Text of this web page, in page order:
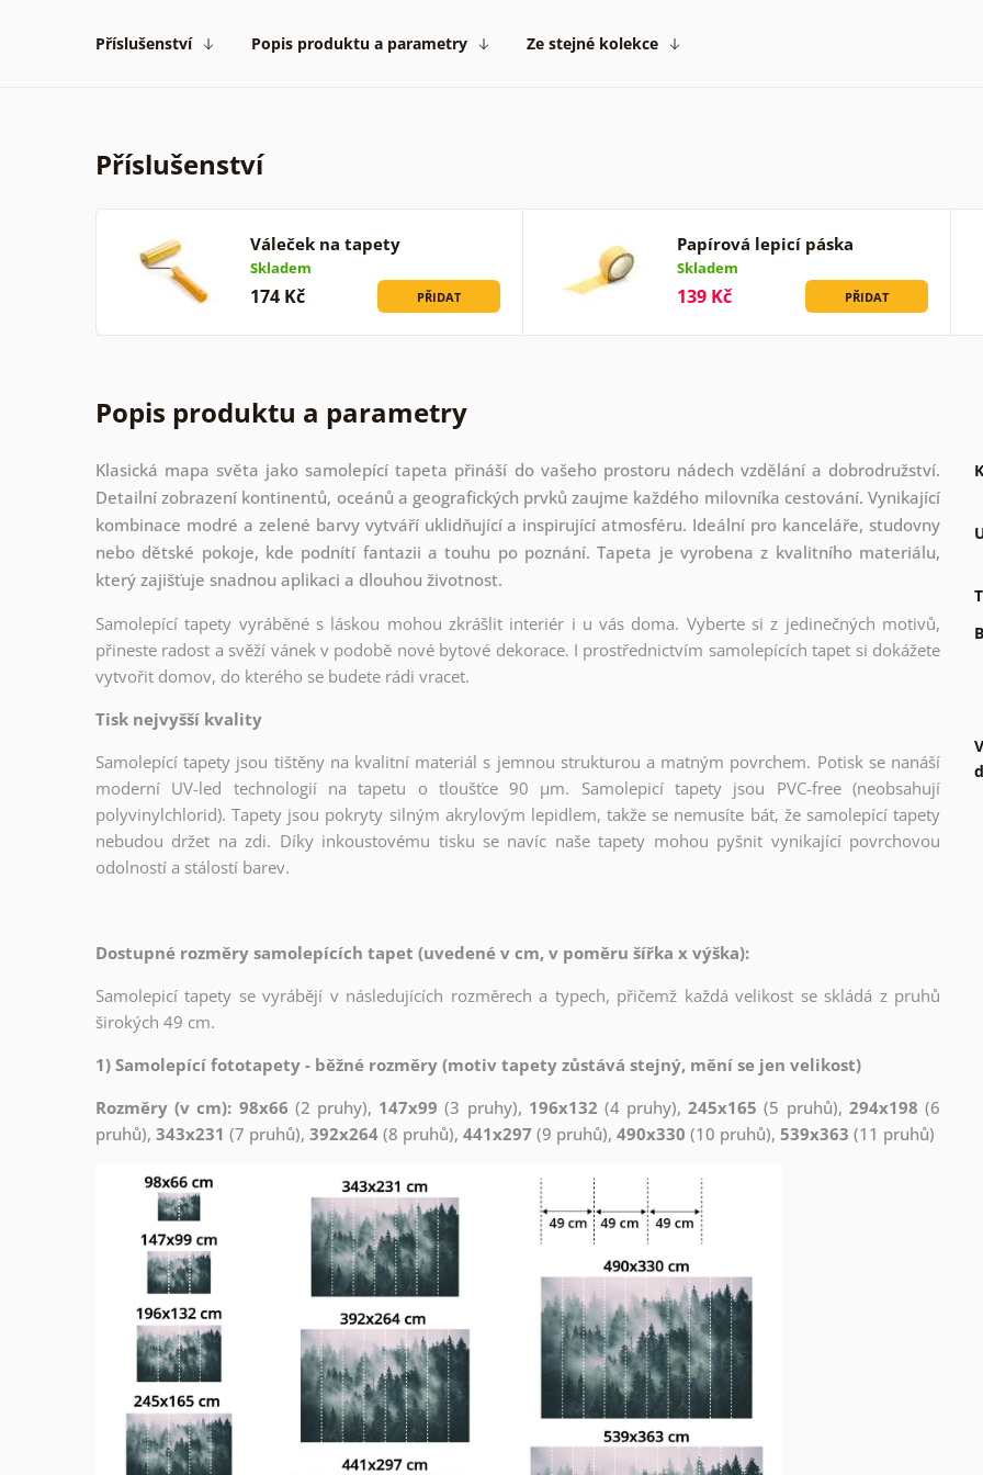
Příslušenství Popis produktu a parametry Ze stejné kolekce
Příslušenství
Váleček na tapety
Skladem
174 Kč PŘIDAT
Papírová lepicí páska
Skladem
139 Kč PŘIDAT
Popis produktu a parametry
Klasická mapa světa jako samolepící tapeta přináší do vašeho prostoru nádech vzdělání a dobrodružství.
Detailní zobrazení kontinentů, oceánů a geografických prvků zaujme každého milovníka cestování. Vynikající
kombinace modré a zelené barvy vytváří uklidňující a inspirující atmosféru. Ideální pro kanceláře, studovny
nebo dětské pokoje, kde podnítí fantazii a touhu po poznání. Tapeta je vyrobena z kvalitního materiálu,
který zajišťuje snadnou aplikaci a dlouhou životnost.
Samolepící tapety vyráběné s láskou mohou zkrášlit interiér i u vás doma. Vyberte si z jedinečných motivů,
přineste radost a svěží vánek v podobě nové bytové dekorace. I prostřednictvím samolepících tapet si dokážete
vytvořit domov, do kterého se budete rádi vracet.
Tisk nejvyšší kvality
Samolepící tapety jsou tištěny na kvalitní materiál s jemnou strukturou a matným povrchem. Potisk se nanáší
moderní UV-led technologií na tapetu o tloušťce 90 µm. Samolepicí tapety jsou PVC-free (neobsahují
polyvinylchlorid). Tapety jsou pokryty silným akrylovým lepidlem, takže se nemusíte bát, že samolepící tapety
nebudou držet na zdi. Díky inkoustovému tisku se navíc naše tapety mohou pyšnit vynikající povrchovou
odolností a stálostí barev.
Dostupné rozměry samolepících tapet (uvedené v cm, v poměru šířka x výška):
Samolepicí tapety se vyrábějí v následujících rozměrech a typech, přičemž každá velikost se skládá z pruhů
širokých 49 cm.
1) Samolepící fototapety - běžné rozměry (motiv tapety zůstává stejný, mění se jen velikost)
Rozměry (v cm): 98x66 (2 pruhy), 147x99 (3 pruhy), 196x132 (4 pruhy),245x165 (5 pruhů), 294x198 (6
pruhů), 343x231 (7 pruhů), 392x264 (8 pruhů), 441x297 (9 pruhů), 490x330 (10 pruhů), 539x363 (11 pruhů)